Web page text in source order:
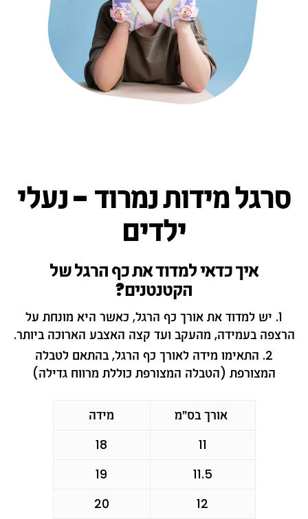
סרגל מידות נמרוד - נעלי
ילדים
איך כדאי למדוד את כף הרגל של
הקטנטנים?
יש למדוד את אורך כף הרגל, כאשר היא מונחת על
הרצפה בעמידה, מהעקב ועד קצה האצבע הארוכה ביותר.
התאימו מידה לאורך כף הרגל, בהתאם לטבלה
המצורפת (הטבלה המצורפת כוללת מרווח גדילה)
אורך בס״מ
מידה
11
18
11.5
19
12
20